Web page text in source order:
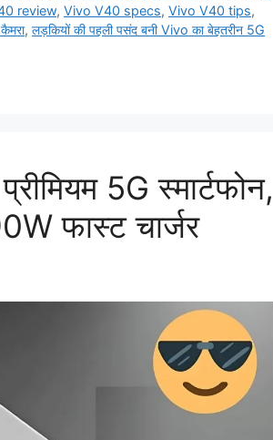
review, Vivo V40 specs, Vivo V40 tips,
, लड़कियों की पहली पसंद बनी Vivo का बेहतरीन 5G
5G स्मार्टफोन,
फास्ट चार्जर